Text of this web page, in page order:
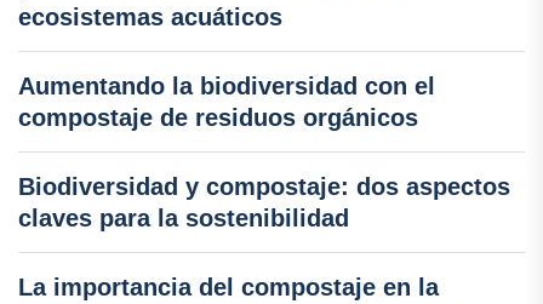
ecosistemas acuáticos
Aumentando la biodiversidad con el
compostaje de residuos orgánicos
Biodiversidad y compostaje: dos aspectos
claves para la sostenibilidad
La importancia del compostaje en la